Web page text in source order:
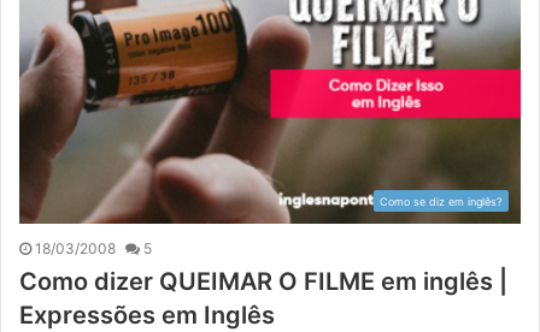
Como se diz em inglês?
18/03/2008 5
Como dizer QUEIMAR O FILME em inglês |
Expressões em Inglês